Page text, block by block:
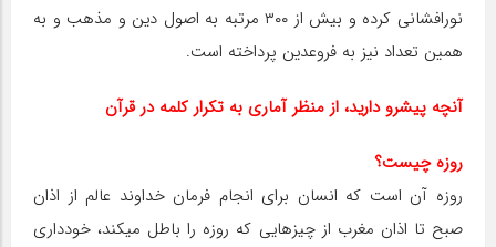
نورافشانی کرده و بیش از ۳۰۰ مرتبه به اصول دین و مذهب و به
همین تعداد نیز به فروع‏دین پرداخته است.
آنچه پیش‏رو دارید، از منظر آماری به تکرار کلمه‏ در قرآن
روزه چیست؟
روزه آن است که انسان برای انجام فرمان خداوند عالم از اذان
صبح تا اذان مغرب از چیزهایی که روزه را باطل می‏کند، خودداری